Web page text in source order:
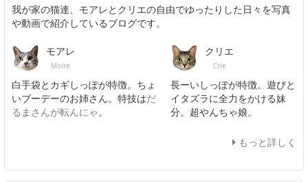
我が家の猫達、モアレとクリエの自由でゆったりした日々を写真
や動画で紹介しているブログです。
モアレ
Moire
白手袋とカギしっぽが特徴。ちょ
いブーデーのお姉さん。特技はだ
るまさんが転んにゃ。
クリエ
Crie
長ーいしっぽが特徴。遊びと
イタズラに全力をかける妹
分。超やんちゃ娘。
もっと詳しく